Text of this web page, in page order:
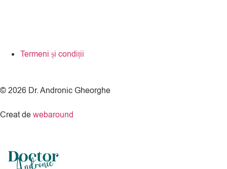
Termeni și condiții
© 2026 Dr. Andronic Gheorghe
Creat dewebaround